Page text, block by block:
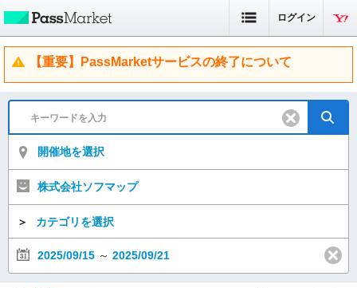
ログイン
【重要】PassMarketサービスの終了について
開催地を選択
株式会社ソフマップ
＞ カテゴリを選択
2025/09/15 ～ 2025/09/21